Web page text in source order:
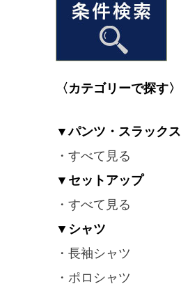
〈カテゴリーで探す〉
▼パンツ・スラックス
・すべて見る
▼セットアップ
・すべて見る
▼シャツ
・長袖シャツ
・ポロシャツ